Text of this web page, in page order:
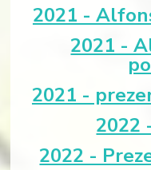
2021 -
2021 -
2021 -
2022
2022 -